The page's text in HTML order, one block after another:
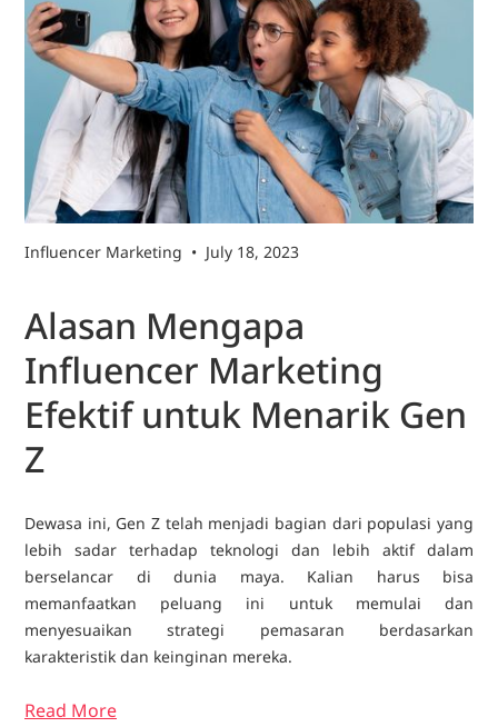
Influencer Marketing • July 18, 2023
Alasan Mengapa
Influencer Marketing
Efektif untuk Menarik Gen
Z
Dewasa ini, Gen Z telah menjadi bagian dari populasi yang
lebih sadar terhadap teknologi dan lebih aktif dalam
berselancar di dunia maya. Kalian harus bisa
memanfaatkan peluang ini untuk memulai dan
menyesuaikan strategi pemasaran berdasarkan
karakteristik dan keinginan mereka.
Read More